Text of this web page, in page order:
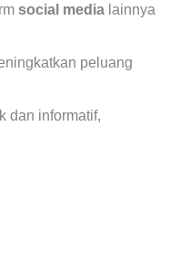
social media lainnya
peluang
dan informatif,